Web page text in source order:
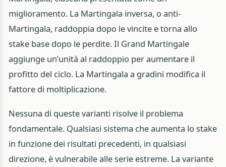
miglioramento. La Martingala inversa, o anti-
Martingala, raddoppia dopo le vincite e torna allo
stake base dopo le perdite. Il Grand Martingale
aggiunge un’unità al raddoppio per aumentare il
profitto del ciclo. La Martingala a gradini modifica il
fattore di moltiplicazione.
Nessuna di queste varianti risolve il problema
fondamentale. Qualsiasi sistema che aumenta lo stake
in funzione dei risultati precedenti, in qualsiasi
direzione, è vulnerabile alle serie estreme. La variante